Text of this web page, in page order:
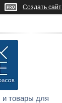
Создать сайт
товары для